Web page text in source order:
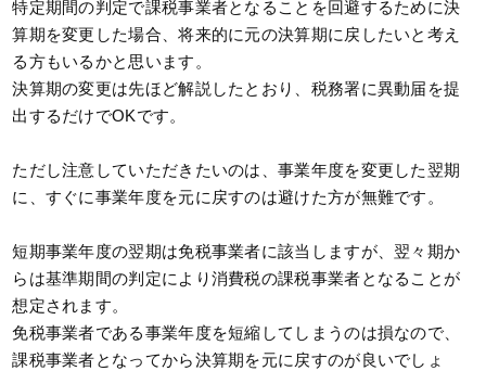
特定期間の判定で課税事業者となることを回避するために決
算期を変更した場合、将来的に元の決算期に戻したいと考え
る方もいるかと思います。
決算期の変更は先ほど解説したとおり、税務署に異動届を提
出するだけでOKです。
ただし注意していただきたいのは、事業年度を変更した翌期
に、すぐに事業年度を元に戻すのは避けた方が無難です。
短期事業年度の翌期は免税事業者に該当しますが、翌々期か
らは基準期間の判定により消費税の課税事業者となることが
想定されます。
免税事業者である事業年度を短縮してしまうのは損なので、
課税事業者となってから決算期を元に戻すのが良いでしょ